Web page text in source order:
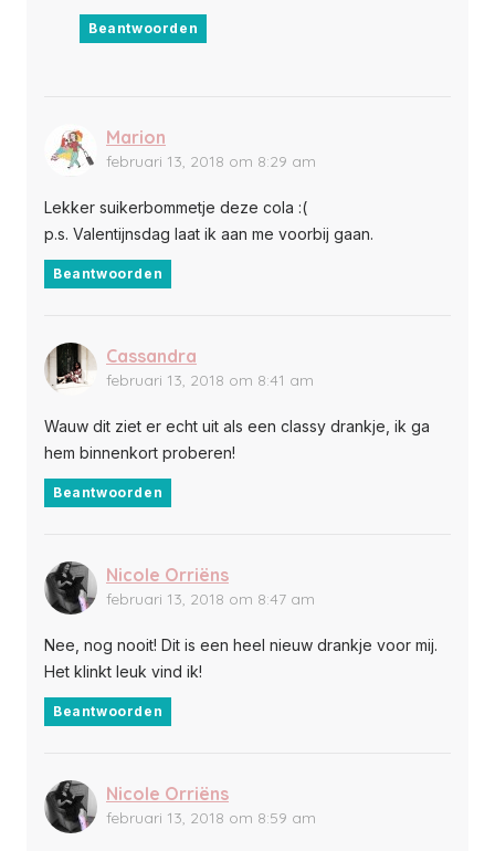
Beantwoorden
Marion
februari 13, 2018 om 8:29 am
Lekker suikerbommetje deze cola :(
p.s. Valentijnsdag laat ik aan me voorbij gaan.
Beantwoorden
Cassandra
februari 13, 2018 om 8:41 am
Wauw dit ziet er echt uit als een classy drankje, ik ga
hem binnenkort proberen!
Beantwoorden
Nicole Orriëns
februari 13, 2018 om 8:47 am
Nee, nog nooit! Dit is een heel nieuw drankje voor mij.
Het klinkt leuk vind ik!
Beantwoorden
Nicole Orriëns
februari 13, 2018 om 8:59 am